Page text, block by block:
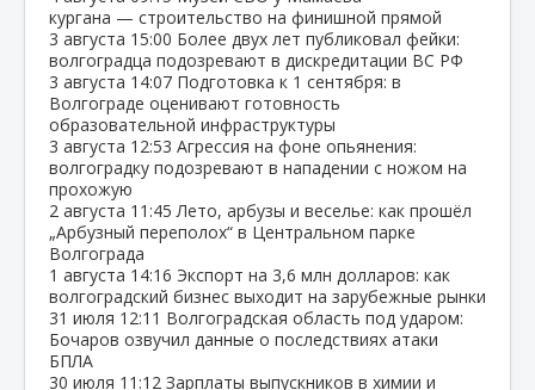
кургана — строительство на финишной прямой
3 августа 15:00 Более двух лет публиковал фейки:
волгоградца подозревают в дискредитации ВС РФ
3 августа 14:07 Подготовка к 1 сентября: в
Волгограде оценивают готовность
образовательной инфраструктуры
3 августа 12:53 Агрессия на фоне опьянения:
волгоградку подозревают в нападении с ножом на
прохожую
2 августа 11:45 Лето, арбузы и веселье: как прошёл
„Арбузный переполох“ в Центральном парке
Волгограда
1 августа 14:16 Экспорт на 3,6 млн долларов: как
волгоградский бизнес выходит на зарубежные рынки
31 июля 12:11 Волгоградская область под ударом:
Бочаров озвучил данные о последствиях атаки
БПЛА
30 июля 11:12 Зарплаты выпускников в химии и